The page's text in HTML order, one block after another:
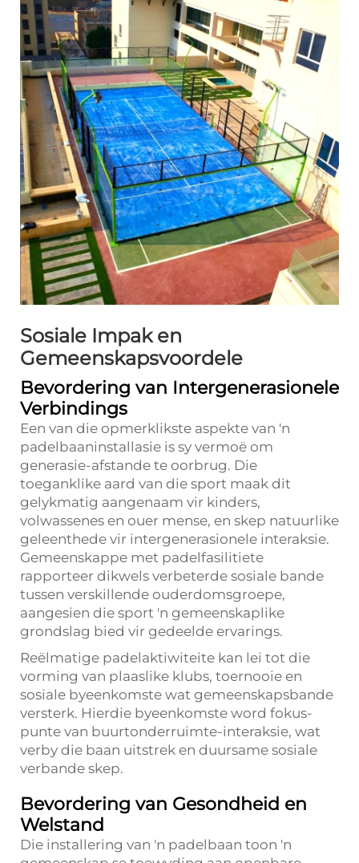
Sosiale Impak en
Gemeenskapsvoordele
Bevordering van Intergenerasionele
Verbindings
Een van die opmerklikste aspekte van 'n
padelbaaninstallasie is sy vermoë om
generasie-afstande te oorbrug. Die
toeganklike aard van die sport maak dit
gelykmatig aangenaam vir kinders,
volwassenes en ouer mense, en skep natuurlike
geleenthede vir intergenerasionele interaksie.
Gemeenskappe met padelfasilitiete
rapporteer dikwels verbeterde sosiale bande
tussen verskillende ouderdomsgroepe,
aangesien die sport 'n gemeenskaplike
grondslag bied vir gedeelde ervarings.
Reëlmatige padelaktiwiteite kan lei tot die
vorming van plaaslike klubs, toernooie en
sosiale byeenkomste wat gemeenskapsbande
versterk. Hierdie byeenkomste word fokus-
punte van buurtonderruimte-interaksie, wat
verby die baan uitstrek en duursame sosiale
verbande skep.
Bevordering van Gesondheid en
Welstand
Die installering van 'n padelbaan toon 'n